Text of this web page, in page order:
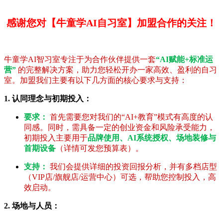
感谢您对【牛童学AI自习室】加盟合作的关注！
牛童学AI智习室专注于为合作伙伴提供一套“AI赋能+标准运
营” 的完整解决方案，助力您轻松开办一家高效、盈利的自习
室。加盟我们主要有以下几方面的核心要求与支持：
1. 认同理念与初期投入：
要求： 首先需要您对我们的“AI+教育”模式有高度的认
同感。同时，需具备一定的创业资金和风险承受能力，
初期投入主要用于品牌使用、AI系统授权、场地装修与
首期设备 （详情可发您预算表）。
支持： 我们会提供详细的投资回报分析，并有多档店型
（VIP店/旗舰店/运营中心）可选，帮助您控制投入，高
效启动。
2. 场地与人员：